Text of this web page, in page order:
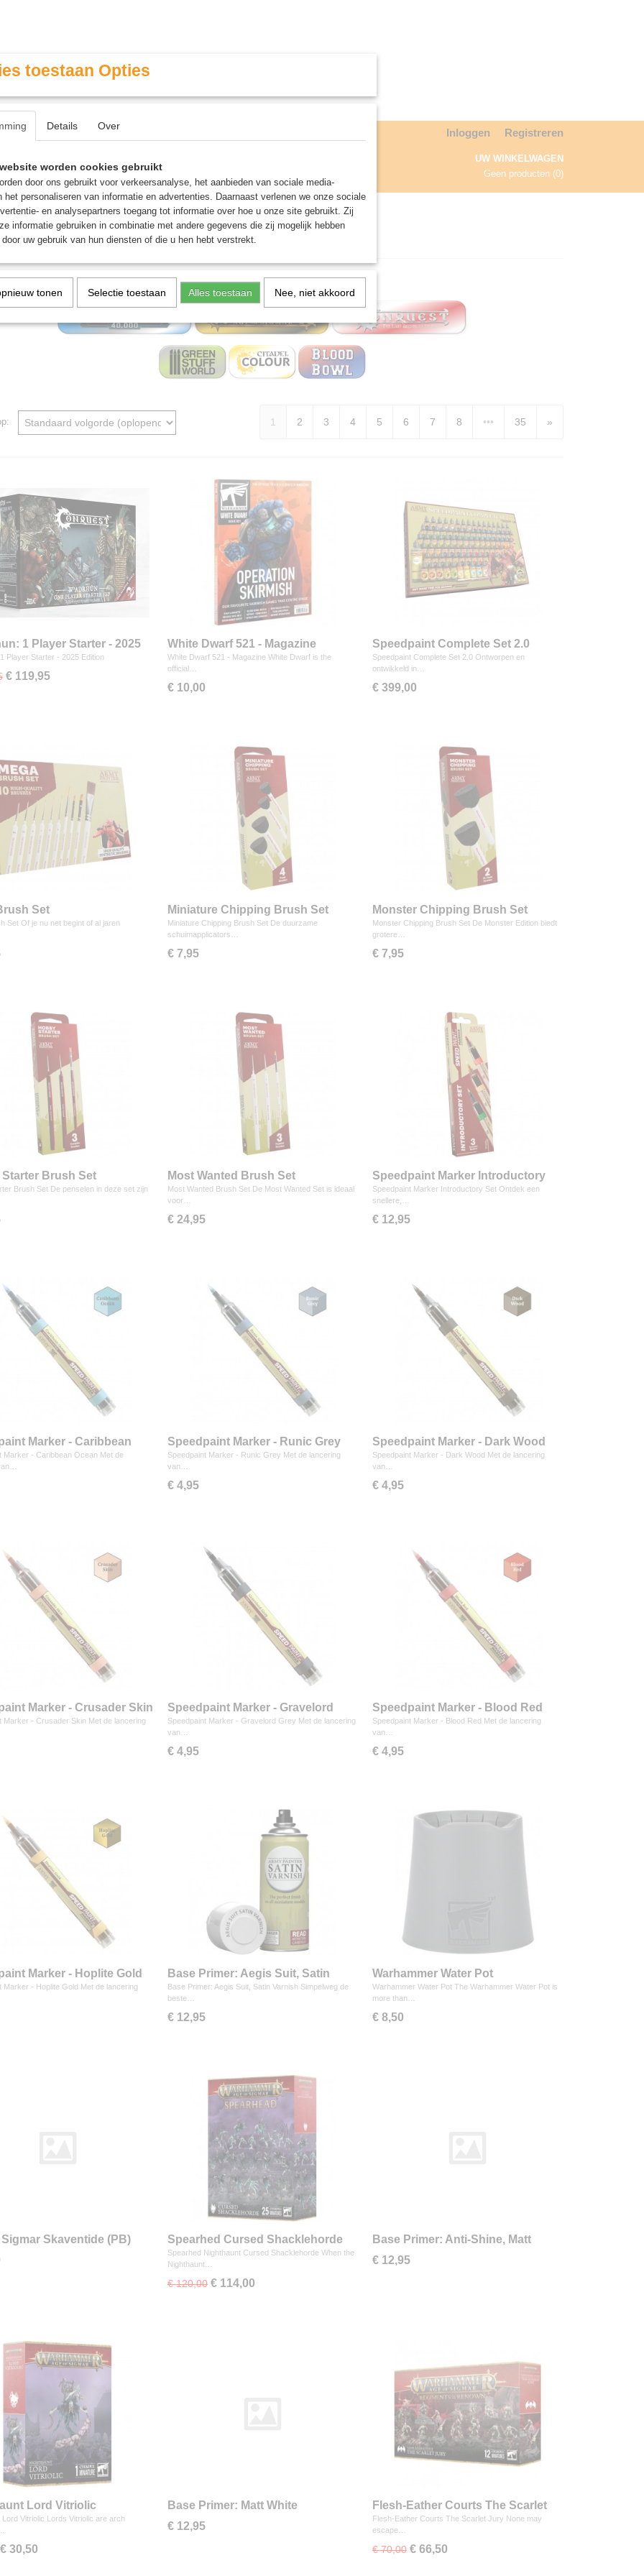
Contact & Openingstijden Inloggen Registreren
UW WINKELWAGEN
Geen producten (0)
MINIATURE GAMING ROLE PLAYING GAMES AGENDA
Mox bordspellen
1 2 3 4 5 6 7 8 ••• 35 »
1 Player Starter - 2025
Player Starter - 2025 Edition
€ 119,95
White Dwarf 521 - Magazine
White Dwarf 521 - Magazine White Dwarf is the
official…
€ 10,00
Speedpaint Complete Set 2.0
Speedpaint Complete Set 2.0 Ontworpen en
ontwikkeld in…
€ 399,00
Set
Set Of je nu net begint of al jaren
Miniature Chipping Brush Set
Miniature Chipping Brush Set De duurzame
schuimapplicators…
€ 7,95
Monster Chipping Brush Set
Monster Chipping Brush Set De Monster Edition biedt
grotere…
€ 7,95
Starter Brush Set
Brush Set De penselen in deze set zijn
Most Wanted Brush Set
Most Wanted Brush Set De Most Wanted Set is ideaal
voor…
€ 24,95
Speedpaint Marker Introductory
Set
Speedpaint Marker Introductory Set Ontdek een
snellere,…
€ 12,95
Marker - Caribbean
Marker - Caribbean Ocean Met de
Speedpaint Marker - Runic Grey
Speedpaint Marker - Runic Grey Met de lancering
van…
€ 4,95
Speedpaint Marker - Dark Wood
Speedpaint Marker - Dark Wood Met de lancering
van…
€ 4,95
Marker - Crusader Skin
Marker - Crusader Skin Met de lancering
Speedpaint Marker - Gravelord
Grey
Speedpaint Marker - Gravelord Grey Met de lancering
van…
€ 4,95
Speedpaint Marker - Blood Red
Speedpaint Marker - Blood Red Met de lancering
van…
€ 4,95
Marker - Hoplite Gold
Marker - Hoplite Gold Met de lancering
Base Primer: Aegis Suit, Satin
Varnish
Base Primer: Aegis Suit, Satin Varnish Simpelweg de
beste…
€ 12,95
Warhammer Water Pot
Warhammer Water Pot The Warhammer Water Pot is
more than…
€ 8,50
Skaventide (PB)
Spearhed Cursed Shacklehorde
Spearhed Nighthaunt Cursed Shacklehorde When the
Nighthaunt…
€ 120,00 € 114,00
Base Primer: Anti-Shine, Matt
Varnish
€ 12,95
Lord Vitriolic
Lord Vitriolic Lords Vitriolic are arch
€ 30,50
Base Primer: Matt White
€ 12,95
Flesh-Eather Courts The Scarlet
Jury
Flesh-Eather Courts The Scarlet Jury None may
escape…
€ 70,00 € 66,50
toestaan Opties
Details Over
worden cookies gebruikt
door ons gebruikt voor verkeersanalyse, het aanbieden van sociale media-
het personaliseren van informatie en advertenties. Daarnaast verlenen we onze sociale
en analysepartners toegang tot informatie over hoe u onze site gebruikt. Zij
informatie gebruiken in combinatie met andere gegevens die zij mogelijk hebben
uw gebruik van hun diensten of die u hen hebt verstrekt.
tonen Selectie toestaan Alles toestaan Nee, niet akkoord